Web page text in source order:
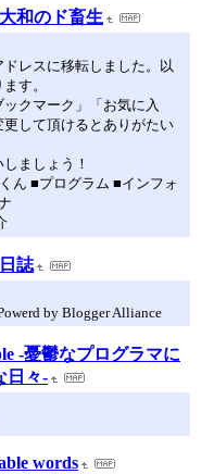
和のド畜生
レスに移転しました。以
す。
クマーク」「お気に入
して頂けるとありがたい
ましょう！
ん ■プログラム ■インフォ
誌
by Blogger Alliance
-憂鬱なプログラマに
日々-
words